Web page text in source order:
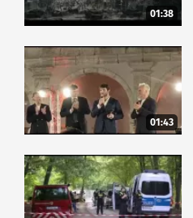
01:38
01:43